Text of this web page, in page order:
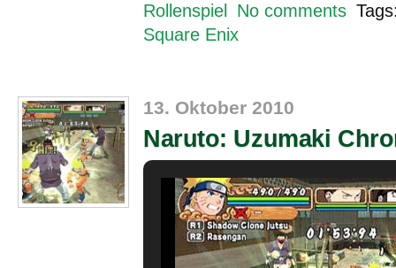
Rollenspiel
No comments
Square Enix
13. Oktober 2010
Naruto: Uzumaki